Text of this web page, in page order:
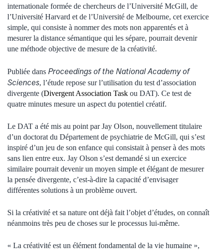
internationale formée de chercheurs de l’Université McGill, de
l’Université Harvard et de l’Université de Melbourne, cet exercice
simple, qui consiste à nommer des mots non apparentés et à
mesurer la distance sémantique qui les sépare, pourrait devenir
une méthode objective de mesure de la créativité.
Publiée dans Proceedings of the National Academy of
Sciences, l’étude repose sur l’utilisation du test d’association
divergente (Divergent Association Task ou DAT). Ce test de
quatre minutes mesure un aspect du potentiel créatif.
Le DAT a été mis au point par Jay Olson, nouvellement titulaire
d’un doctorat du Département de psychiatrie de McGill, qui s’est
inspiré d’un jeu de son enfance qui consistait à penser à des mots
sans lien entre eux. Jay Olson s’est demandé si un exercice
similaire pourrait devenir un moyen simple et élégant de mesurer
la pensée divergente, c’est-à-dire la capacité d’envisager
différentes solutions à un problème ouvert.
Si la créativité et sa nature ont déjà fait l’objet d’études, on connaît
néanmoins très peu de choses sur le processus lui-même.
« La créativité est un élément fondamental de la vie humaine »,